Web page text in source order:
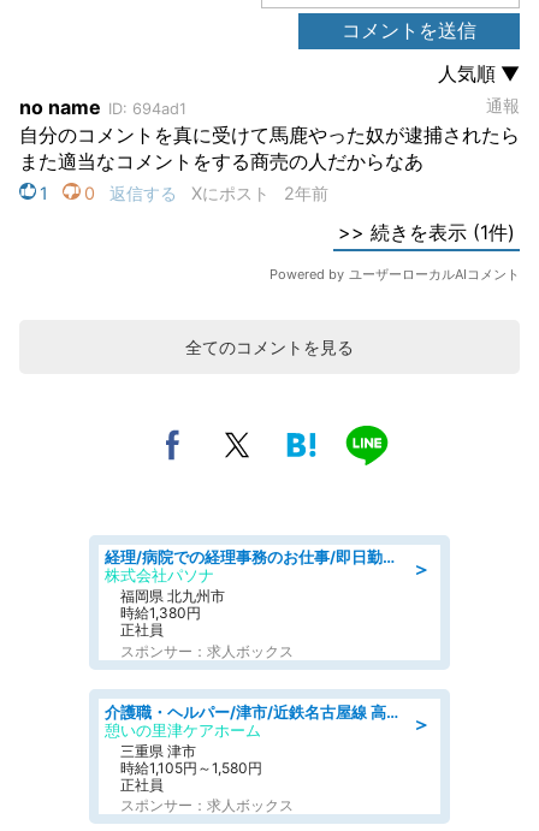
全てのコメントを見る
＞
経理/病院での経理事務のお仕事/即日勤務可/車通勤可/経理/一般事務
株式会社パソナ
福岡県 北九州市
時給1,380円
正社員
スポンサー：求人ボックス
＞
介護職・ヘルパー/津市/近鉄名古屋線 高田本山/三重県/デイサービス
憩いの里津ケアホーム
三重県 津市
時給1,105円～1,580円
正社員
スポンサー：求人ボックス